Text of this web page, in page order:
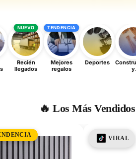
NUEVO
Recién
llegados
TENDENCIA
Mejores
regalos
Deportes
y
🔥 Los Más Vendidos
VIRAL